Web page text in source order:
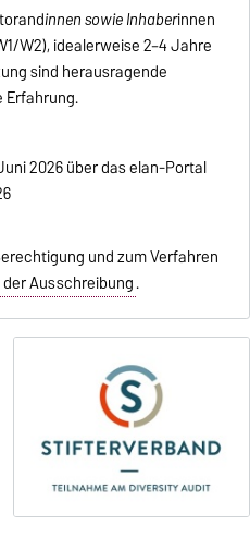
innen sowie Inhaberinnen
W2), idealerweise 2–4 Jahre
sind herausragende
Erfahrung.
2026 über das elan-Portal
und zum Verfahren
Ausschreibung.